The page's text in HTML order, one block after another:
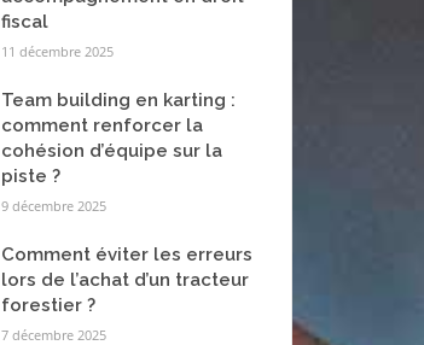
fiscal
11 décembre 2025
Team building en karting :
comment renforcer la
cohésion d’équipe sur la
piste ?
9 décembre 2025
Comment éviter les erreurs
lors de l’achat d’un tracteur
forestier ?
7 décembre 2025